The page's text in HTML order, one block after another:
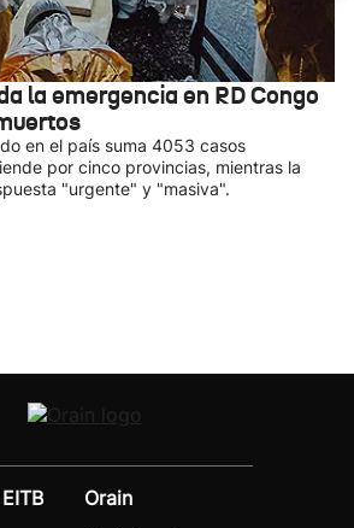
la emergencia en RD Congo
en el país suma 4053 casos
por cinco provincias, mientras la
"urgente" y "masiva".
Orain